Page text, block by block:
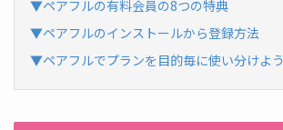
▼ペアフルの有料会員の8つの特典
▼ペアフルのインストールから登録方法
▼ペアフルでプランを目的毎に使い分けよう